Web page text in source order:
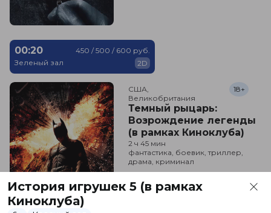
00:20
Зеленый зал
450 / 500 / 600 руб.
2D
США,
Великобритания
Темный рыцарь:
Возрождение легенды
(в рамках Киноклуба)
18+
2 ч 45 мин
фантастика, боевик, триллер,
драма, криминал
История игрушек 5 (в рамках
Киноклуба)